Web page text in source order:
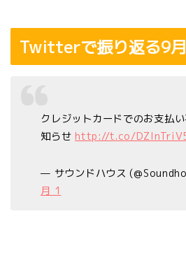
Twitterで振り返る9月
クレジットカードでのお支払
知らせ http://t.co/
— サウンドハウス
月 1